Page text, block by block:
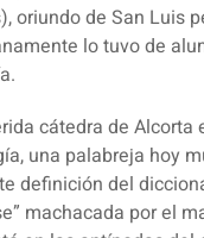
oriundo de San Luis
lo tuvo de
cátedra de Alcorta
una palabreja hoy
definición del
machacada por el